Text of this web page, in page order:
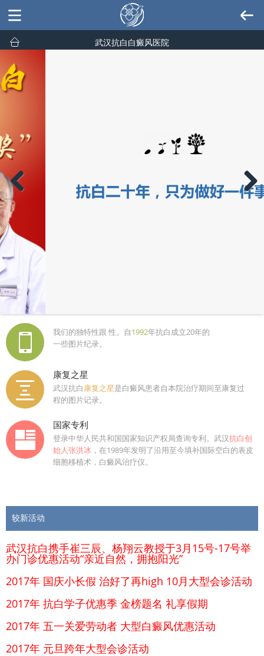
武汉抗白白癜风医院
Previous Next
我们的独特性跟 性。自1992年抗白成立20年的
一些图片纪录。
康复之星
武汉抗白康复之星是白癜风患者自本院治疗期间至康复过
程的图片记录。
国家专利
登录中华人民共和国国家知识产权局查询专利。武汉抗白创
始人张洪冰 ，在1989年发明了沿用至今填补国际空白的表皮
细胞移植术，白癜风治疗仪。
较新活动
武汉抗白携手崔三辰、杨翔云教授于3月15号-17号举
办门诊优惠活动“亲近自然，拥抱阳光”
2017年 国庆小长假 治好了再high 10月大型会诊活动
2017年 抗白学子优惠季 金榜题名 礼享假期
2017年 五一关爱劳动者 大型白癜风优惠活动
2017年 元旦跨年大型会诊活动